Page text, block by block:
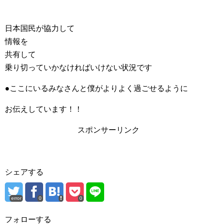
日本国民が協力して
情報を
共有して
乗り切っていかなければいけない状況です
●ここにいるみなさんと僕がよりよく過ごせるように
お伝えしています！！
スポンサーリンク
シェアする
error 0 0
フォローする